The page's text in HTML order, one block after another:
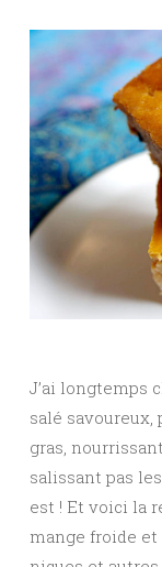
J’ai longtemps
salé savoureux,
gras,
salissant pas
est ! Et voici la
mange froide